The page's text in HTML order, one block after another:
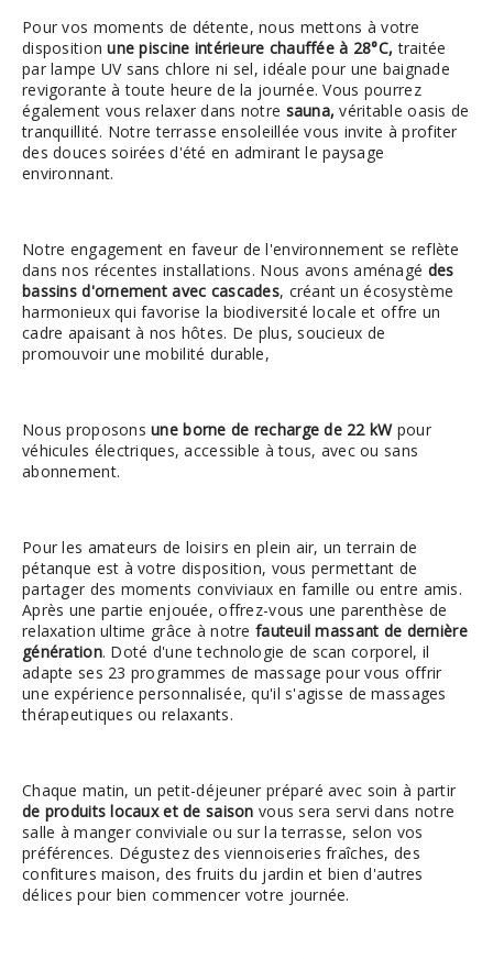
Pour vos moments de détente, nous mettons à votre
dispositionune piscine intérieure chauffée à 28°C, traitée
par lampe UV sans chlore ni sel, idéale pour une baignade
revigorante à toute heure de la journée. Vous pourrez
également vous relaxer dans notre sauna, véritable oasis de
tranquillité. Notre terrasse ensoleillée vous invite à profiter
des douces soirées d'été en admirant le paysage
environnant.
Notre engagement en faveur de l'environnement se reflète
dans nos récentes installations. Nous avons aménagé des
bassins d'ornement avec cascades, créant un écosystème
harmonieux qui favorise la biodiversité locale et offre un
cadre apaisant à nos hôtes. De plus, soucieux de
promouvoir une mobilité durable,
Nous proposonsune borne de recharge de 22 kWpour
véhicules électriques, accessible à tous, avec ou sans
abonnement.
Pour les amateurs de loisirs en plein air, un terrain de
pétanque est à votre disposition, vous permettant de
partager des moments conviviaux en famille ou entre amis.
Après une partie enjouée, offrez-vous une parenthèse de
relaxation ultime grâce à notre fauteuil massant de dernière
génération. Doté d'une technologie de scan corporel, il
adapte ses 23 programmes de massage pour vous offrir
une expérience personnalisée, qu'il s'agisse de massages
thérapeutiques ou relaxants.
Chaque matin, un petit-déjeuner préparé avec soin à partir
de produits locaux et de saison vous sera servi dans notre
salle à manger conviviale ou sur la terrasse, selon vos
préférences. Dégustez des viennoiseries fraîches, des
confitures maison, des fruits du jardin et bien d'autres
délices pour bien commencer votre journée.